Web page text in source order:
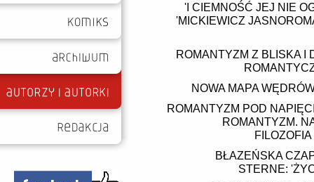
'I CIEMNOŚĆ JEJ NIE
'MICKIEWICZ
ROMANTYZM Z BLISKA I
NOWA MAPA
ROMANTYZM POD
ROMANTYZM.
BŁAZEŃSKA
STERNE: